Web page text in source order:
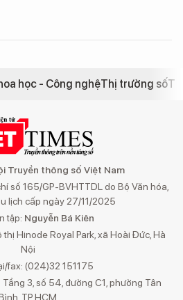
học - Công nghệThị trường số
Truyền thông số Việt Nam
số 165/GP-BVHTTDL do Bộ Văn hóa,
lịch cấp ngày 27/11/2025
tập: Nguyễn Bá Kiên
thị Hinode Royal Park, xã Hoài Đức, Hà
Nội
fax: (024)32 151175
Tầng 3, số 54, đường C1, phường Tân
TP.HCM